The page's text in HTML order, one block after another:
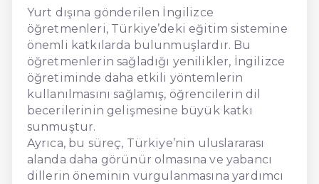
Yurt dışına gönderilen İngilizce
öğretmenleri, Türkiye’deki eğitim sistemine
önemli katkılarda bulunmuşlardır. Bu
öğretmenlerin sağladığı yenilikler, İngilizce
öğretiminde daha etkili yöntemlerin
kullanılmasını sağlamış, öğrencilerin dil
becerilerinin gelişmesine büyük katkı
sunmuştur.
Ayrıca, bu süreç, Türkiye’nin uluslararası
alanda daha görünür olmasına ve yabancı
dillerin öneminin vurgulanmasına yardımcı